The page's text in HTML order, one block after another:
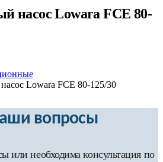
насос Lowara FCE 80-
Lowara FCE 80-125/30
вопросы
или необходима консультация по